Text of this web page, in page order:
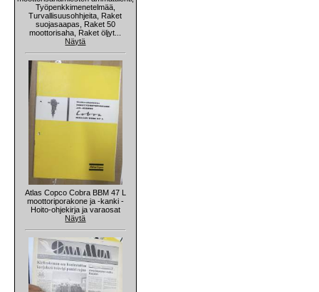
Työpenkkimenetelmää,
Turvallisuusohhjeita, Raket
suojasaapas, Raket 50
moottorisaha, Raket öljyt...
Näytä
Atlas Copco Cobra BBM 47 L
moottoriporakone ja -kanki -
Hoito-ohjekirja ja varaosat
Näytä